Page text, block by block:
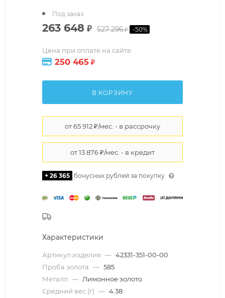
263 648 ₽ 527 296₽ -50%
Цена при оплате на сайте
250 465 ₽
Под заказ
В КОРЗИНУ
+ 26 365 бонусных рублей за покупку
Характеристики
Артикул изделия — 42331-351-00-00
Проба золота — 585
Металл — Лимонное золото
Средний вес (г) — 4.38